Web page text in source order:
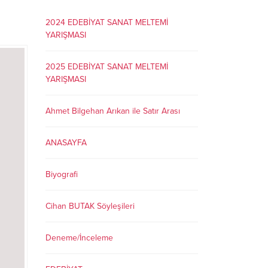
2024 EDEBİYAT SANAT MELTEMİ
YARIŞMASI
2025 EDEBİYAT SANAT MELTEMİ
YARIŞMASI
Ahmet Bilgehan Arıkan ile Satır Arası
ANASAYFA
Biyografi
Cihan BUTAK Söyleşileri
Deneme/İnceleme